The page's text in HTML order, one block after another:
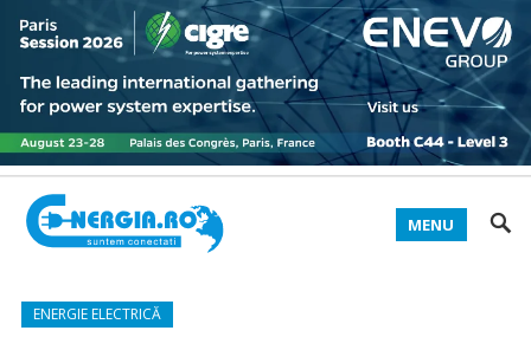
MENU
ENERGIE ELECTRICĂ